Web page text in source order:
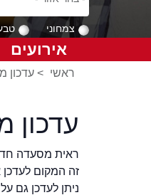
צמחוני
אירועים
ראשי > עדכון
עדכון
ראית מסעדה
זה המקום לעדכן
ניתן לעדכן גם